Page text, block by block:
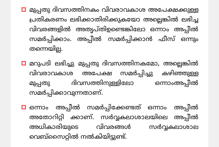
മുപ്പതു ദിവസത്തിനകം വിവരാവകാശ അപേക്ഷക്കുള്ള
പ്രതികരണം ലഭിക്കാതിരിക്കുകയോ അല്ലെങ്കിൽ ലഭിച്ച
വിവരങ്ങളിൽ അതൃപ്തിഉണ്ടെങ്കിലോ ഒന്നാം അപ്പീൽ
സമർപ്പിക്കാം. അപ്പീൽ സമർപ്പിക്കാൻ ഫീസ് ഒന്നും
തന്നെയില്ല.
മറുപടി ലഭിച്ചു മുപ്പതു ദിവസത്തിനകമോ, അല്ലെങ്കിൽ
വിവരാവകാശ അപേക്ഷ സമർപ്പിച്ചു കഴിഞ്ഞുള്ള
മുപ്പതു ദിവസത്തിനുള്ളിലോ ഒന്നാംഅപ്പീൽ
സമർപ്പിക്കാവുന്നതാണ്.
ഒന്നാം അപ്പീൽ സമർപ്പിക്കേണ്ടത് ഒന്നാം അപ്പീൽ
അതോറിറ്റി ക്കാണ്. സർവ്വകലാശാലയിലെ അപ്പീൽ
അധികാരിയുടെ വിവരങ്ങൾ സർവ്വകലാശാല
വെബ്സൈറ്റിൽ നൽകിയിട്ടുണ്ട്.